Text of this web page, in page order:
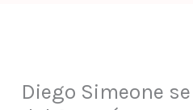
Diego Simeone